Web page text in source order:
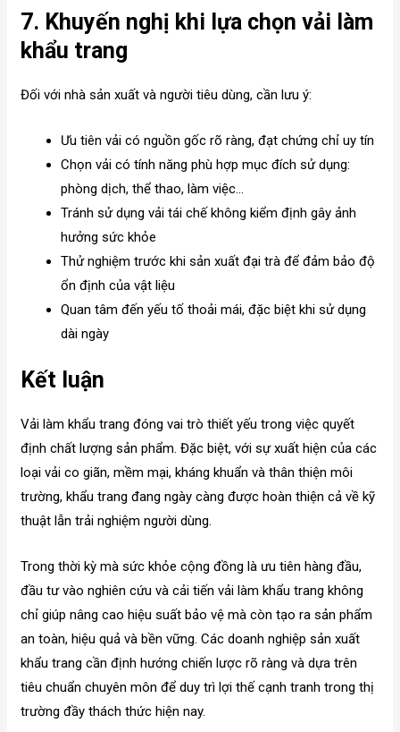
7. Khuyến nghị khi lựa chọn vải làm
khẩu trang
Đối với nhà sản xuất và người tiêu dùng, cần lưu ý:
Ưu tiên vải có nguồn gốc rõ ràng, đạt chứng chỉ uy tín
Chọn vải có tính năng phù hợp mục đích sử dụng:
phòng dịch, thể thao, làm việc…
Tránh sử dụng vải tái chế không kiểm định gây ảnh
hưởng sức khỏe
Thử nghiệm trước khi sản xuất đại trà để đảm bảo độ
ổn định của vật liệu
Quan tâm đến yếu tố thoải mái, đặc biệt khi sử dụng
dài ngày
Kết luận
Vải làm khẩu trang đóng vai trò thiết yếu trong việc quyết
định chất lượng sản phẩm. Đặc biệt, với sự xuất hiện của các
loại vải co giãn, mềm mại, kháng khuẩn và thân thiện môi
trường, khẩu trang đang ngày càng được hoàn thiện cả về kỹ
thuật lẫn trải nghiệm người dùng.
Trong thời kỳ mà sức khỏe cộng đồng là ưu tiên hàng đầu,
đầu tư vào nghiên cứu và cải tiến vải làm khẩu trang không
chỉ giúp nâng cao hiệu suất bảo vệ mà còn tạo ra sản phẩm
an toàn, hiệu quả và bền vững. Các doanh nghiệp sản xuất
khẩu trang cần định hướng chiến lược rõ ràng và dựa trên
tiêu chuẩn chuyên môn để duy trì lợi thế cạnh tranh trong thị
trường đầy thách thức hiện nay.